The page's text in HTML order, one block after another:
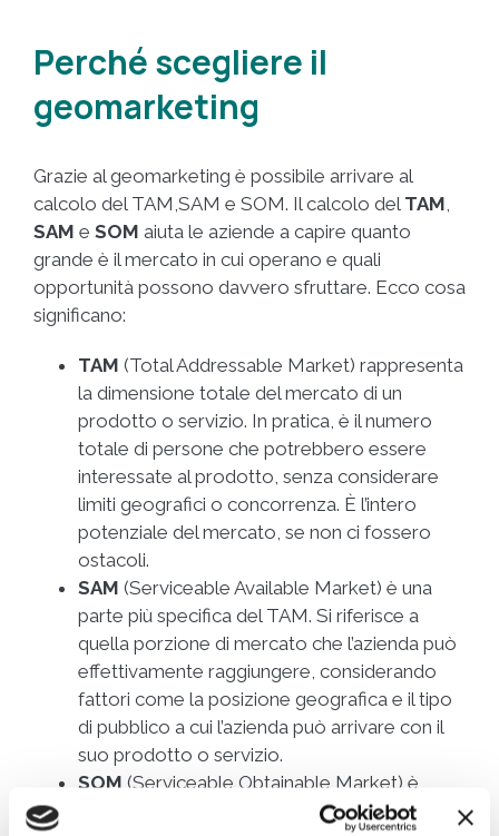
Perché scegliere il
geomarketing
Grazie al geomarketing è possibile arrivare al
calcolo del TAM,SAM e SOM. Il calcolo del TAM,
SAM e SOM aiuta le aziende a capire quanto
grande è il mercato in cui operano e quali
opportunità possono davvero sfruttare. Ecco cosa
significano:
TAM (Total Addressable Market) rappresenta
la dimensione totale del mercato di un
prodotto o servizio. In pratica, è il numero
totale di persone che potrebbero essere
interessate al prodotto, senza considerare
limiti geografici o concorrenza. È l’intero
potenziale del mercato, se non ci fossero
ostacoli.
SAM (Serviceable Available Market) è una
parte più specifica del TAM. Si riferisce a
quella porzione di mercato che l’azienda può
effettivamente raggiungere, considerando
fattori come la posizione geografica e il tipo
di pubblico a cui l’azienda può arrivare con il
suo prodotto o servizio.
SOM (Serviceable Obtainable Market) è
ancora più specifico ed è la porzione di